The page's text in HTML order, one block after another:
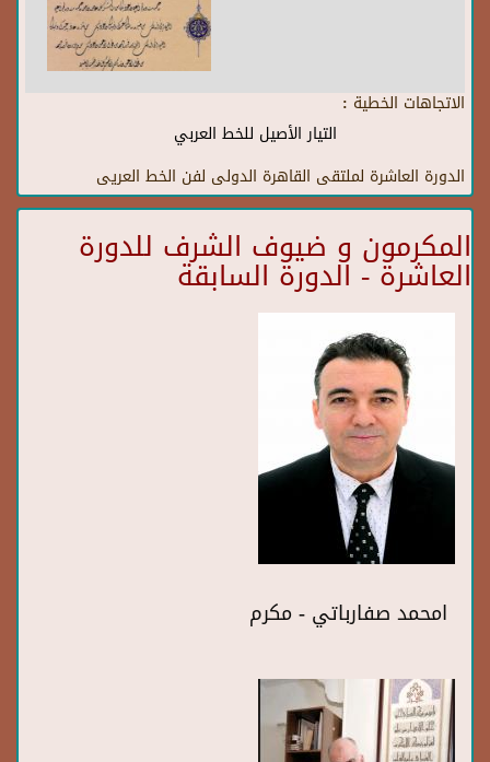
الاتجاهات الخطية :
التيار الأصيل للخط العربي
الدورة العاشرة لملتقى القاهرة الدولى لفن الخط العريى
المكرمون و ضيوف الشرف للدورة
العاشرة - الدورة السابقة
امحمد صفارباتي - مكرم